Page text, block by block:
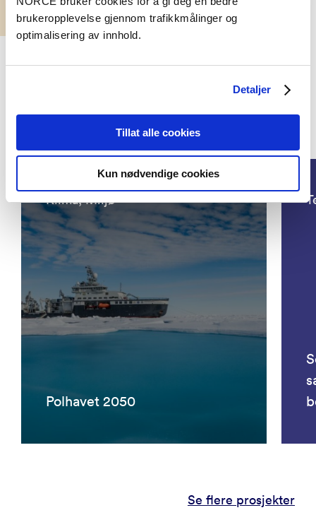
brukeropplevelse gjennom trafikkmålinger og
optimalisering av innhold.
Detaljer
Tillat alle cookies
Kun nødvendige cookies
Klima, Miljø
Polhavet 2050
Se flere prosjekter